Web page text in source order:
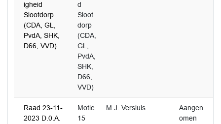
igheid
Slootdorp
(CDA, GL,
PvdA, SHK,
D66, VVD)
d
Sloot
dorp
(CDA,
GL,
PvdA,
SHK,
D66,
VVD)
Raad 23-11-
2023 D.0.A.
Motie
15
M.J. Versluis
Aangen
omen